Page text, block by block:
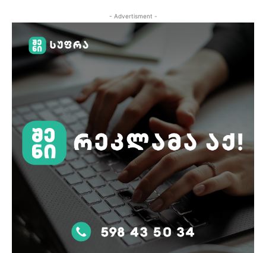
- Advertisment -